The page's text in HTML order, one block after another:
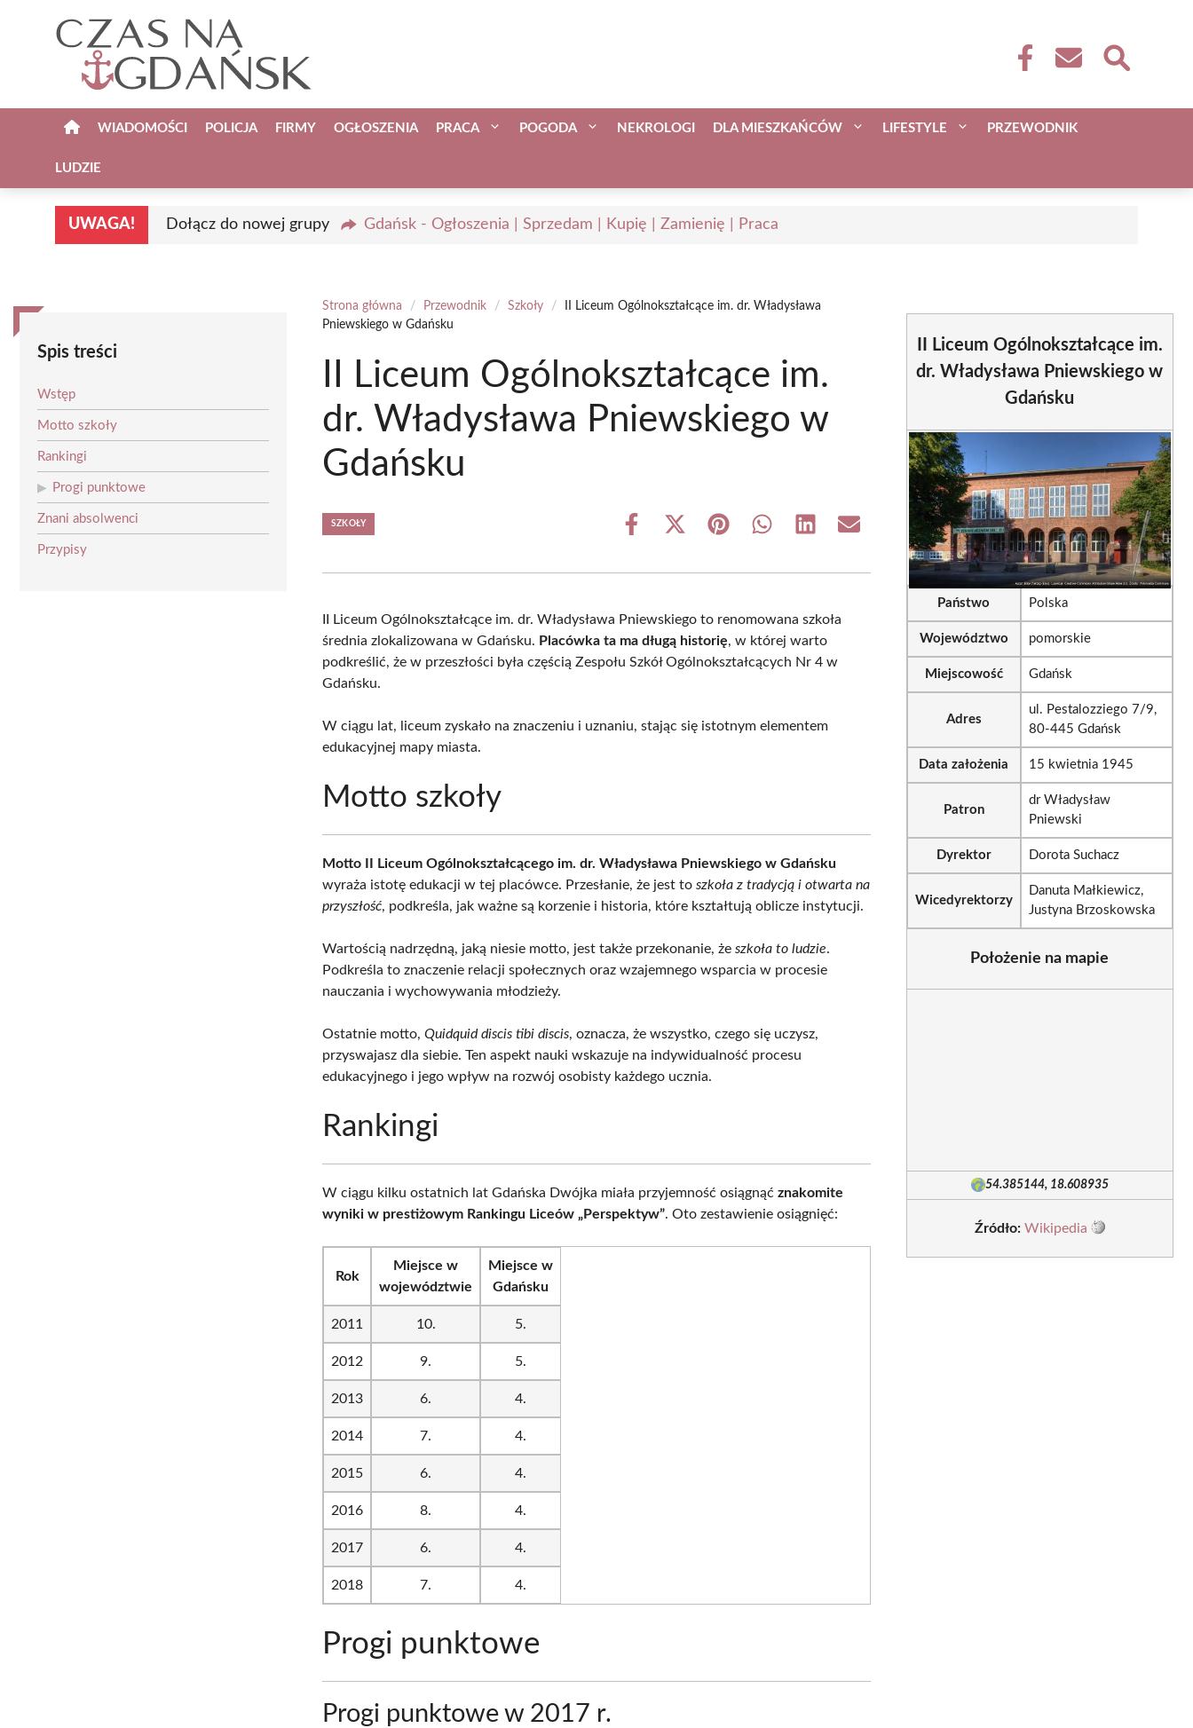
WIADOMOŚCI POLICJA FIRMY OGŁOSZENIA PRACA POGODA NEKROLOGI DLA MIESZKAŃCÓW LIFESTYLE PRZEWODNIK
LUDZIE
UWAGA! Dołącz do nowej grupy Gdańsk - Ogłoszenia | Sprzedam | Kupię | Zamienię | Praca
Spis treści
Wstęp
Motto szkoły
Rankingi
Progi punktowe
Znani absolwenci
Przypisy
Strona główna / Przewodnik / Szkoły /
II Liceum Ogólnokształcące im. dr. Władysława
Pniewskiego w Gdańsku
II Liceum Ogólnokształcące im.
dr. Władysława Pniewskiego w
Gdańsku
SZKOŁY
Share
Share
(Twitter)
Share Share Share Share
II Liceum Ogólnokształcące im. dr. Władysława Pniewskiego to renomowana szkoła
średnia zlokalizowana w Gdańsku. Placówka ta ma długą historię, w której warto
podkreślić, że w przeszłości była częścią Zespołu Szkół Ogólnokształcących Nr 4 w
Gdańsku.
W ciągu lat, liceum zyskało na znaczeniu i uznaniu, stając się istotnym elementem
edukacyjnej mapy miasta.
Motto szkoły
Motto II Liceum Ogólnokształcącego im. dr. Władysława Pniewskiego w Gdańsku
wyraża istotę edukacji w tej placówce. Przesłanie, że jest toszkoła z tradycją i otwarta na
przyszłość, podkreśla, jak ważne są korzenie i historia, które kształtują oblicze instytucji.
Wartością nadrzędną, jaką niesie motto, jest także przekonanie, żeszkoła to ludzie.
Podkreśla to znaczenie relacji społecznych oraz wzajemnego wsparcia w procesie
nauczania i wychowywania młodzieży.
Ostatnie motto,Quidquid discis tibi discis, oznacza, że wszystko, czego się uczysz,
przyswajasz dla siebie. Ten aspekt nauki wskazuje na indywidualność procesu
edukacyjnego i jego wpływ na rozwój osobisty każdego ucznia.
Rankingi
W ciągu kilku ostatnich lat Gdańska Dwójka miała przyjemność osiągnąćznakomite
wyniki w prestiżowym Rankingu Liceów „Perspektyw”. Oto zestawienie osiągnięć:
Rok
Miejsce w
województwie
Miejsce w
Gdańsku
2011 10. 5.
2012 9. 5.
2013 6. 4.
2014 7. 4.
2015 6. 4.
2016 8. 4.
2017 6. 4.
2018 7. 4.
Progi punktowe
Progi punktowe w 2017 r.
II Liceum Ogólnokształcące im.
dr. Władysława Pniewskiego w
Gdańsku
Państwo Polska
Województwo pomorskie
Miejscowość Gdańsk
Adres
ul. Pestalozziego 7/9,
80-445 Gdańsk
Data założenia 15 kwietnia 1945
Patron
dr Władysław
Pniewski
Dyrektor Dorota Suchacz
Wicedyrektorzy
Danuta Małkiewicz,
Justyna Brzoskowska
Położenie na mapie
54.385144, 18.608935
Źródło: Wikipedia